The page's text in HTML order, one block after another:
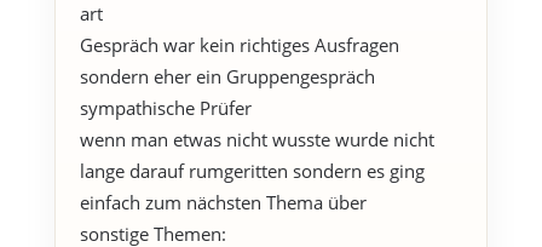
art
Gespräch war kein richtiges Ausfragen
sondern eher ein Gruppengespräch
sympathische Prüfer
wenn man etwas nicht wusste wurde nicht
lange darauf rumgeritten sondern es ging
einfach zum nächsten Thema über
sonstige Themen: